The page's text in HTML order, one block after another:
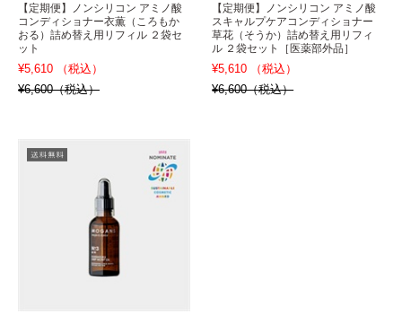
【定期便】ノンシリコン アミノ酸
コンディショナー衣薫（ころもか
おる）詰め替え用リフィル ２袋セ
ット
¥5,610 （税込）
¥6,600（税込）
【定期便】ノンシリコン アミノ酸
スキャルプケアコンディショナー
草花（そうか）詰め替え用リフィ
ル ２袋セット［医薬部外品］
¥5,610 （税込）
¥6,600（税込）